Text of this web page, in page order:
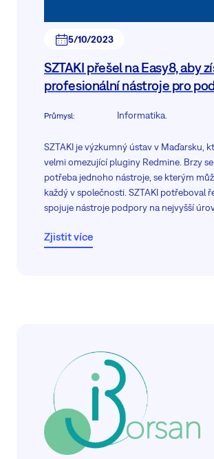
5/10/2023
SZTAKI přešel na Easy8, aby
profesionální nástroje pro
Průmysl: Informatika.
SZTAKI je výzkumný ústav v Maďarsku,
velmi omezující pluginy Redmine. Brzy
potřeba jednoho nástroje, se kterým
každý v společnosti. SZTAKI potřeboval
spojuje nástroje podpory na nejvyšší
Easy8, který jim pomohl zvýšit efektivitu
Zjistit více